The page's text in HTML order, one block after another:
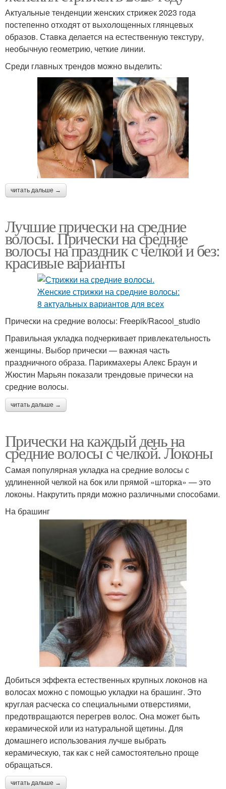
Актуальные тенденции женских стрижек 2023 года
постепенно отходят от выхолощенных глянцевых
образов. Ставка делается на естественную текстуру,
необычную геометрию, четкие линии.
Среди главных трендов можно выделить:
читать дальше →
Лучшие прически на средние
волосы. Прически на средние
волосы на праздник с челкой и без:
красивые варианты
Прически на средние волосы: Freepik/Racool_studio
Правильная укладка подчеркивает привлекательность
женщины. Выбор прически — важная часть
праздничного образа. Парикмахеры Алекс Браун и
Жюстин Марьян показали трендовые прически на
средние волосы.
читать дальше →
Прически на каждый день на
средние волосы с челкой. Локоны
Самая популярная укладка на средние волосы с
удлиненной челкой на бок или прямой «шторка» — это
локоны. Накрутить пряди можно различными способами.
На брашинг
Добиться эффекта естественных крупных локонов на
волосах можно с помощью укладки на брашинг. Это
круглая расческа со специальными отверстиями,
предотвращаются перегрев волос. Она может быть
керамической или из натуральной щетины. Для
домашнего использования лучше выбрать
керамическую, так как с ней самостоятельно проще
обращаться.
читать дальше →